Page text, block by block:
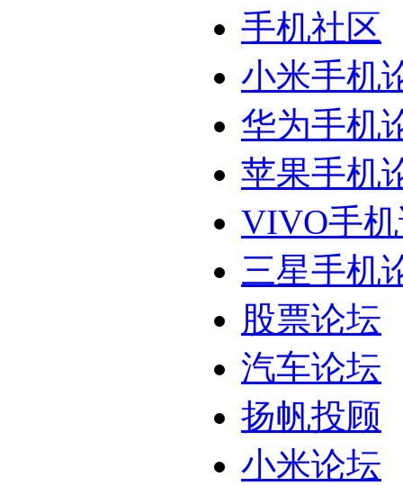
手机社区
小米手机
华为手机
苹果手机
VIVO手
三星手机
股票论坛
汽车论坛
扬帆投顾
小米论坛